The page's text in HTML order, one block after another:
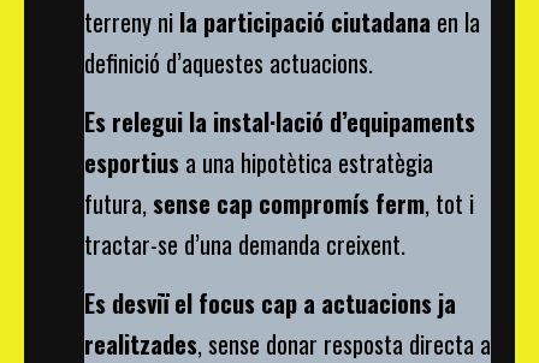
terreny ni la participació ciutadana en la
definició d’aquestes actuacions.
Es relegui la instal·lació d’equipaments
esportius a una hipotètica estratègia
futura, sense cap compromís ferm, tot i
tractar-se d’una demanda creixent.
Es desviï el focus cap a actuacions ja
realitzades, sense donar resposta directa a